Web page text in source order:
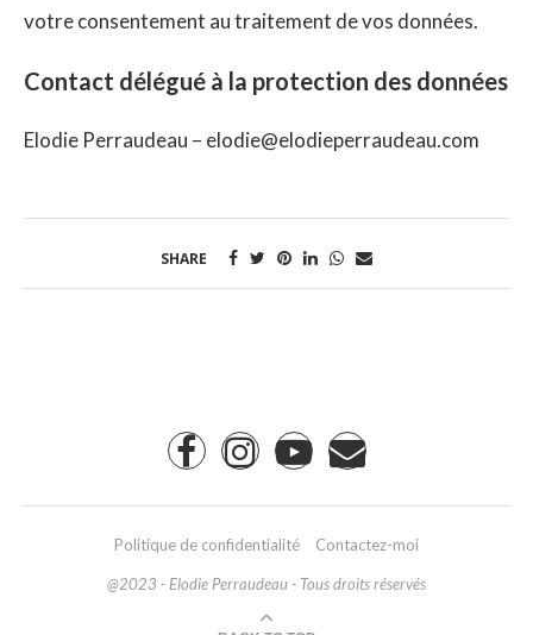
votre consentement au traitement de vos données.
Contact délégué à la protection des données
Elodie Perraudeau – elodie@elodieperraudeau.com
SHARE
Politique de confidentialité Contactez-moi
@2023 - Elodie Perraudeau - Tous droits réservés